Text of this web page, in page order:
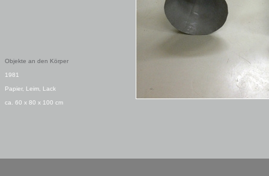
Objekte an den Körper
1981
Papier, Leim, Lack
ca. 60 x 80 x 100 cm